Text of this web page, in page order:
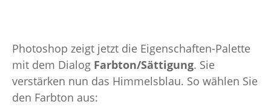
Photoshop zeigt jetzt die Eigenschaften-Palette
mit dem Dialog Farbton/Sättigung. Sie
verstärken nun das Himmelsblau. So wählen Sie
den Farbton aus: